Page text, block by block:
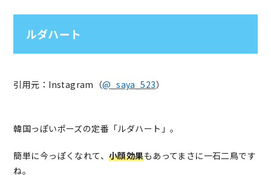
ルダハート
引用元：Instagram（@_saya_523）
韓国っぽいポーズの定番「ルダハート」。
簡単に今っぽくなれて、小顔効果もあってまさに一石二鳥です
ね。